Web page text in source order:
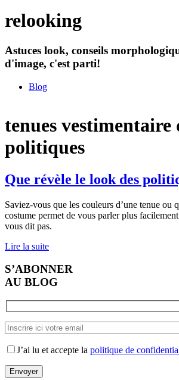
relooking
Astuces look, conseils
d'image, c'est parti!
Blog
tenues vestimentaire
politiques
Que révèle le look des
Saviez-vous que les couleurs d’une tenue ou
costume permet de vous parler plus
vous dit pas.
Lire la suite
S’ABONNER
AU BLOG
J’ai lu et accepte la politique de